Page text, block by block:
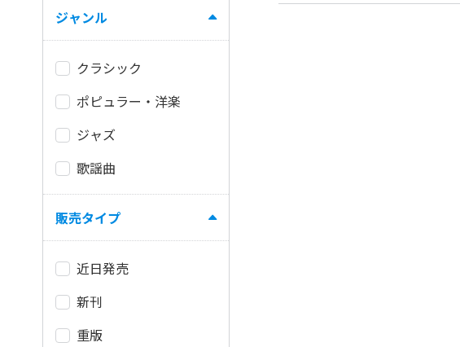
ジャンル
クラシック
ポピュラー・洋楽
ジャズ
歌謡曲
販売タイプ
近日発売
新刊
重版